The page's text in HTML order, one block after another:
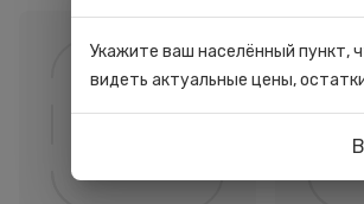
Укажите ваш населённый пункт,
видеть актуальные цены,